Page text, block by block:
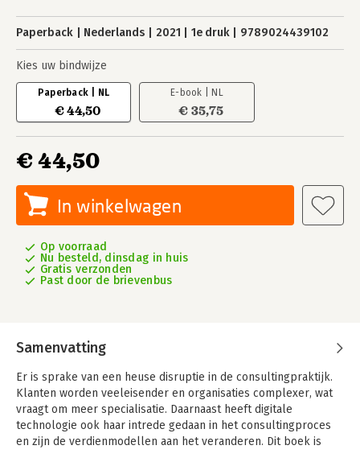
Paperback Nederlands 2021 1e druk 9789024439102
Kies uw bindwijze
Paperback | NL
€ 44,50
E-book | NL
€ 35,75
€ 44,50
In winkelwagen
Op voorraad
Nu besteld, dinsdag in huis
Gratis verzonden
Past door de brievenbus
Samenvatting
Er is sprake van een heuse disruptie in de consultingpraktijk.
Klanten worden veeleisender en organisaties complexer, wat
vraagt om meer specialisatie. Daarnaast heeft digitale
technologie ook haar intrede gedaan in het consultingproces
en zijn de verdienmodellen aan het veranderen. Dit boek is